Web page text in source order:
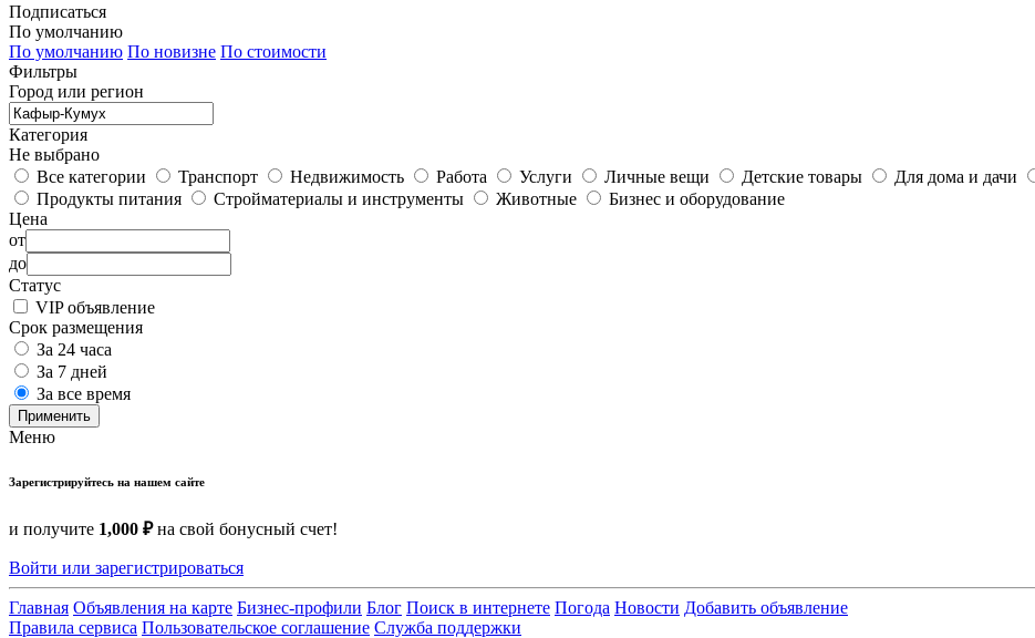
Подписаться
По умолчанию
По умолчанию По новизне По стоимости
Фильтры
Город или регион
Категория
Не выбрано
Все категории
Транспорт Недвижимость Работа Услуги Личные вещи Детские товары Для дома и дачи
Продукты питания
Стройматериалы и инструменты Животные
Бизнес и оборудование
Цена
от
до
Статус
VIP объявление
Срок размещения
За 24 часа
За 7 дней
За все время
Применить
Меню
Зарегистрируйтесь на нашем сайте
и получите 1,000 ₽на свой бонусный счет!
Войти или зарегистрироваться
Главная Объявления на карте Бизнес-профили Блог Поиск в интернете Погода Новости Добавить объявление
Правила сервиса Пользовательское соглашение Служба поддержки